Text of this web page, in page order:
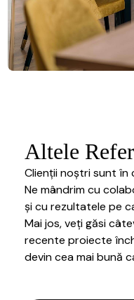
Altele
Clienții noștri sunt în
Ne mândrim cu
și cu rezultatele pe
Mai jos, veți găsi
recente proiecte
devin cea mai bună